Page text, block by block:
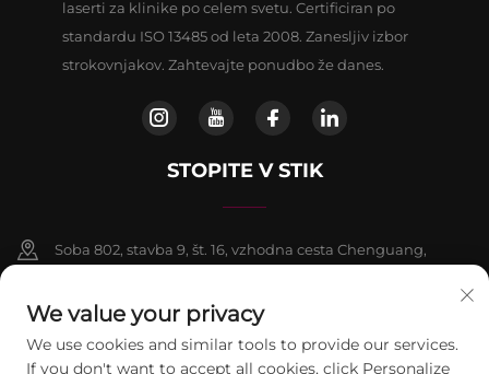
laserti za klinike po celem svetu. Certificiran po
standardu ISO 13485 od leta 2008. Zanesljiv izbor
strokovnjakov. Zahtevajte ponudbo že danes.
STOPITE V STIK
Soba 802, stavba 9, št. 16, vzhodna cesta Chenguang,
+86-13911459627
We value your privacy
We use cookies and similar tools to provide our services.
If you don't want to accept all cookies, click Personalize